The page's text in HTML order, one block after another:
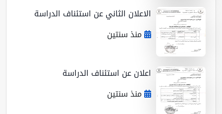
الاعلان الثاني عن استئناف الدراسة
منذ سنتين
اعلان عن استئناف الدراسة
منذ سنتين